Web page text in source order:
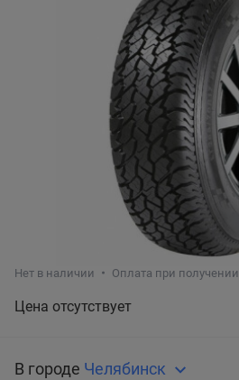
Нет в наличии Оплата при получении
Цена отсутствует
В городе Челябинск